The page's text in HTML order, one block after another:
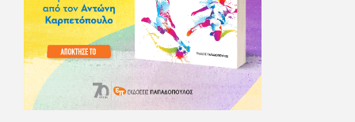
στον Sport Fm (όπου έχει κλείσει εικοσαετία) και στη
Sportday. Επαίρεται ότι λίγοι έχουν δει περισσότερο
ποδόσφαιρο από τον ίδιο και θεωρεί τον εαυτό του τυχερό
γιατί είναι μέλος της γενιάς που απόλαυσε τους μεγαλύτερους
σε όλα τα σπορ. Δεν είναι παντρεμένος, αλλά θαυμάζει όσους
βρίσκουν το κουράγιο να το κάνουν. Αντίθετα από πολλούς
φίλους του δεν πληρώνει διατροφές. Ελπίζει ότι δεν έχει
παιδιά. Απειλεί ότι θα γράφει όσο υπάρχουν άνθρωποι που